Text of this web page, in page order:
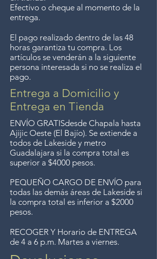
personalized and dated as early as
1939 I feel it is worthy part of my
year collection of Mexican pottery.
Guadalajara for free but we no
longer offer that service.
Entrega gratis en toda la zona
del Lago de Chapala por
compras de $4000 pesos.
Aceptamos devoluciones hasta
7 días después de la venta a
menos que los artículos tengan
un precio de oferta, lo
sentimos, no se aceptan
devoluciones de artículos en
oferta. Anteriormente hacíamos
envíos gratis a Guadalajara pero
ya no ofrecemos ese servicio.
Efectivo o cheque al momento de la
entrega.
El pago realizado dentro de las 48
horas garantiza tu compra. Los
artículos se venderán a la siguiente
persona interesada si no se realiza el
pago.
Entrega a Domicilio y
Entrega en Tienda
ENVÍO GRATISdesde Chapala hasta
Ajijic Oeste (El Bajío). Se extiende a
todos de Lakeside y metro
Guadalajara si la compra total es
superior a $4000 pesos.
PEQUEÑO CARGO DE ENVÍO para
todas las demás áreas de Lakeside si
la compra total es inferior a $2000
pesos.
RECOGER Y Horario de ENTREGA
de 4 a 6 p.m. Martes a viernes.